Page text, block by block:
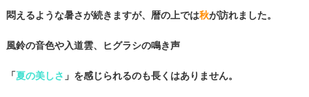
悶えるような暑さが続きますが、暦の上では秋が訪れました。
風鈴の音色や入道雲、ヒグラシの鳴き声
「夏の美しさ 」を感じられるのも長くはありません。